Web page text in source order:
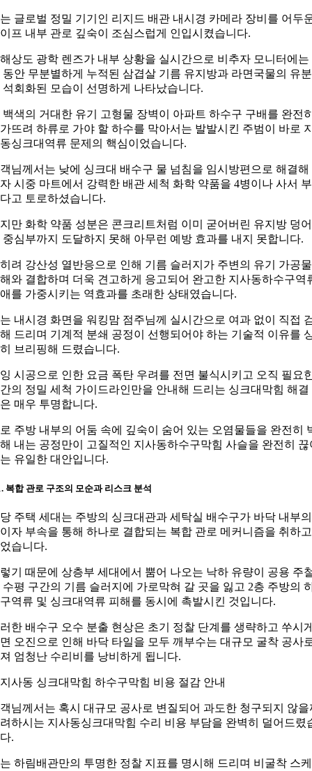
글로벌 정밀 기기인 리지드 배관 내시경 카메라 장비를 어두
프 내부 관로 깊숙이 조심스럽게 인입시켰습니다.
상도 광학 렌즈가 내부 상황을 실시간으로 비추자 모니터에는
동안 무분별하게 누적된 삼겹살 기름 유지방과 라면국물의 유
석회화된 모습이 선명하게 나타났습니다.
백색의 거대한 유기 고형물 장벽이 아파트 하수구 구배를 완전
뜨려 하류로 가야 할 하수를 막아서는 발발시킨 주범이 바로
싱크대역류 문제의 핵심이었습니다.
님께서는 낮에 싱크대 배수구 물 넘침을 임시방편으로 해결해
시중 마트에서 강력한 배관 세척 화학 약품을 4병이나 사서
고 토로하셨습니다.
만 화학 약품 성분은 콘크리트처럼 이미 굳어버린 유지방 덩
중심부까지 도달하지 못해 아무런 예방 효과를 내지 못합니다.
려 강산성 열반응으로 인해 기름 슬러지가 주변의 유기 가공물
와 결합하며 더욱 견고하게 응고되어 완고한 지사동하수구역
를 가중시키는 역효과를 초래한 상태였습니다.
내시경 화면을 워킹맘 점주님께 실시간으로 여과 없이 직접
드리며 기계적 분쇄 공정이 선행되어야 하는 기술적 이유를
브리핑해 드렸습니다.
시공으로 인한 요금 폭탄 우려를 전면 불식시키고 오직 필요
의 정밀 세척 가이드라인만을 안내해 드리는 싱크대막힘 해결
매우 투명합니다.
주방 내부의 어둠 속에 깊숙이 숨어 있는 오염물들을 완전히
내는 공정만이 고질적인 지사동하수구막힘 사슬을 완전히 끊
유일한 대안입니다.
복합 관로 구조의 모순과 리스크 분석
주택 세대는 주방의 싱크대관과 세탁실 배수구가 바닥 내부의
자 부속을 통해 하나로 결합되는 복합 관로 메커니즘을 취하고
습니다.
기 때문에 상층부 세대에서 뿜어 나오는 낙하 유량이 공용 주
수평 구간의 기름 슬러지에 가로막혀 갈 곳을 잃고 2층 주방의
역류 및 싱크대역류 피해를 동시에 촉발시킨 것입니다.
한 배수구 오수 분출 현상은 초기 정찰 단계를 생략하고 쑤시
오진으로 인해 바닥 타일을 모두 깨부수는 대규모 굴착 공사
엄청난 수리비를 낭비하게 됩니다.
님께서는 혹시 대규모 공사로 변질되어 과도한 청구되지 않을
하시는 지사동싱크대막힘 수리 비용 부담을 완벽히 덜어드렸
.
하림배관만의 투명한 정찰 지표를 명시해 드리며 비굴착 스